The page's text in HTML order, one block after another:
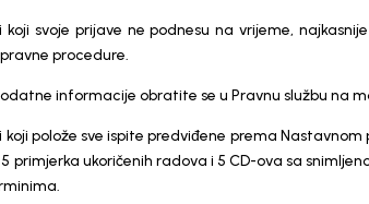
koji svoje prijave ne podnesu na vrijeme,
procedure.
informacije obratite se u Pravnu službu na
polože sve ispite predviđene prema
primjerka ukoričenih radova i 5 CD-ova sa